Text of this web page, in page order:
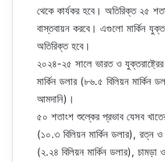
থেকে কার্যকর হবে। অতিরিক্ত ২৫
বাস্তবায়ন করবে। এগুলো মার্কিন
অতিরিক্ত হবে।
২০২৪-২৫ সালে ভারত ও যুক্তরাষ্ট্রের
মার্কিন ডলার (৮৬.৫ বিলিয়ন মার্কিন
আমদানি)।
৫০ শতাংশ শুল্কের প্রভাব যেসব
(১০.৩ বিলিয়ন মার্কিন ডলার), রত্ন ও
(২.২৪ বিলিয়ন মার্কিন ডলার), চামড়া